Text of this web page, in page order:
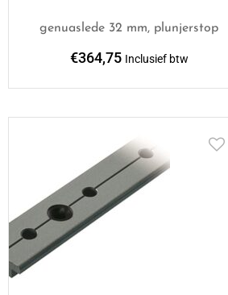
genuaslede 32 mm, plunjerstop
€364,75 Inclusief btw